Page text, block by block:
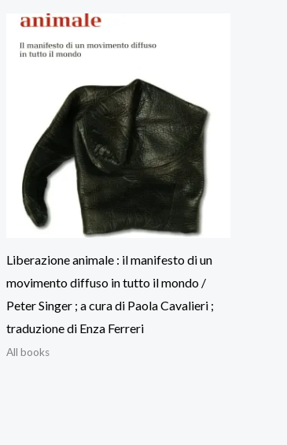
Liberazione animale : il manifesto di un
movimento diffuso in tutto il mondo /
Peter Singer ; a cura di Paola Cavalieri ;
traduzione di Enza Ferreri
All books